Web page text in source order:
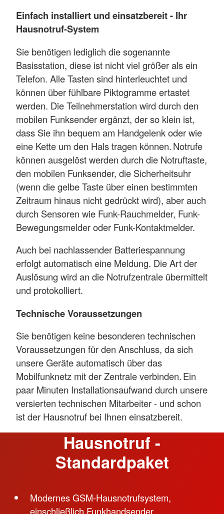
Einfach installiert und einsatzbereit - Ihr
Hausnotruf-System
Sie benötigen lediglich die sogenannte
Basisstation, diese ist nicht viel größer als ein
Telefon. Alle Tasten sind hinterleuchtet und
können über fühlbare Piktogramme ertastet
werden. Die Teilnehmerstation wird durch den
mobilen Funksender ergänzt, der so klein ist,
dass Sie ihn bequem am Handgelenk oder wie
eine Kette um den Hals tragen können. Notrufe
können ausgelöst werden durch die Notruftaste,
den mobilen Funksender, die Sicherheitsuhr
(wenn die gelbe Taste über einen bestimmten
Zeitraum hinaus nicht gedrückt wird), aber auch
durch Sensoren wie Funk-Rauchmelder, Funk-
Bewegungsmelder oder Funk-Kontaktmelder.
Auch bei nachlassender Batteriespannung
erfolgt automatisch eine Meldung. Die Art der
Auslösung wird an die Notrufzentrale übermittelt
und protokolliert.
Technische Voraussetzungen
Sie benötigen keine besonderen technischen
Voraussetzungen für den Anschluss, da sich
unsere Geräte automatisch über das
Mobilfunknetz mit der Zentrale verbinden. Ein
paar Minuten Installationsaufwand durch unsere
versierten technischen Mitarbeiter - und schon
ist der Hausnotruf bei Ihnen einsatzbereit.
Hausnotruf -
Standardpaket
Modernes GSM-Hausnotrufsystem,
einschließlich Funkhandsender